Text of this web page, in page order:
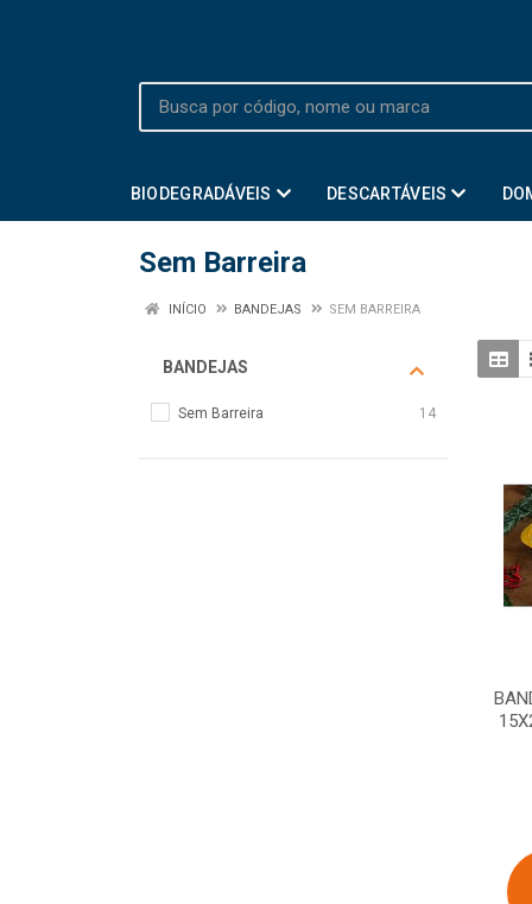
BIODEGRADÁVEIS DESCARTÁVEIS
Sem Barreira
INÍCIO BANDEJAS SEM BARREIRA
BANDEJAS
Sem Barreira 14